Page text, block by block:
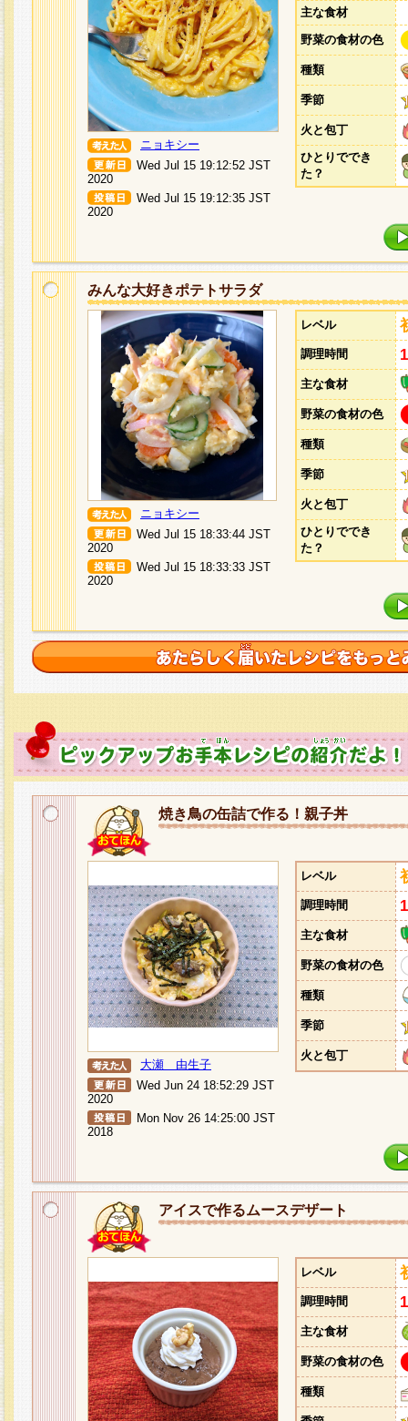
ニョキシー
Wed Jul 15 19:12:52 JST
2020
Wed Jul 15 19:12:35 JST
2020
主な食材
野菜の食材の色
種類
季節
火と包丁
ひとりででき
た？
みんな大好きポテトサラダ
ニョキシー
Wed Jul 15 18:33:44 JST
2020
Wed Jul 15 18:33:33 JST
2020
レベル
調理時間
主な食材
野菜の食材の色
種類
季節
火と包丁
ひとりででき
た？
焼き鳥の缶詰で作る！親子丼
大瀬 由生子
Wed Jun 24 18:52:29 JST
2020
Mon Nov 26 14:25:00 JST
2018
レベル
調理時間
主な食材
野菜の食材の色
種類
季節
火と包丁
アイスで作るムースデザート
レベル
調理時間
主な食材
野菜の食材の色
種類